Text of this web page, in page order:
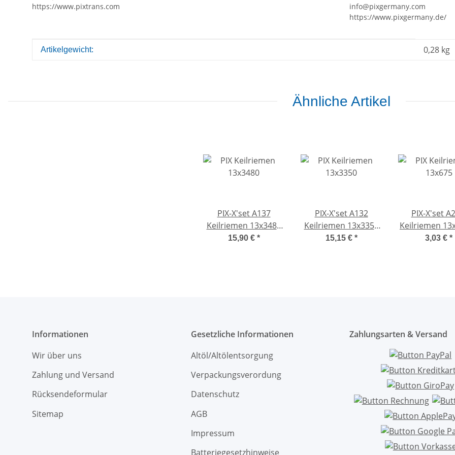
https://www.pixtrans.com
info@pixgermany.com
https://www.pixgermany.de/
Produkteigenschaft
Wert
Artikelgewicht: 0,28 kg
Ähnliche Artikel
PIX-X'set A137
Keilriemen 13x3480
Li
15,90 € *
PIX-X'set A132
Keilriemen 13x3350
Li
15,15 € *
PIX-X'set
Keilriemen
3,03 € *
Informationen
Wir über uns
Zahlung und Versand
Rücksendeformular
Sitemap
Gesetzliche Informationen
Altöl/Altölentsorgung
Verpackungsverordung
Datenschutz
AGB
Impressum
Batteriegesetzhinweise
Zahlungsarten & Versand